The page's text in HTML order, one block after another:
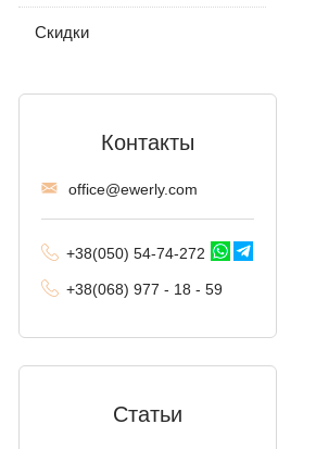
Византийское
(Валькирия, Малайзия)
якорное
Трактор (двойное
панцирное)
Фантом (Рамзес и
Колос
Мальвина
Скидки
Контакты
office@ewerly.com
+38(050) 54-74-272
+38(068) 977 - 18 - 59
Статьи